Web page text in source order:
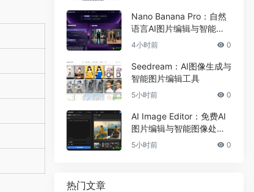
Nano Banana Pro：自然
语言AI图片编辑与智能图
像处理工具
4小时前 0
Seedream：AI图像生成与
智能图片编辑工具
5小时前 0
AI Image Editor：免费AI
图片编辑与智能图像处理
工具
5小时前 0
热门文章